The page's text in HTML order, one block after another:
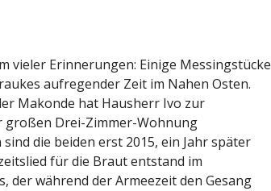
vieler Erinnerungen: Einige Messingstücke
aufregender Zeit im Nahen Osten.
Makonde hat Hausherr Ivo zur
großen Drei-Zimmer-Wohnung
die beiden erst 2015, ein Jahr später
für die Braut entstand im
der während der Armeezeit den Gesang